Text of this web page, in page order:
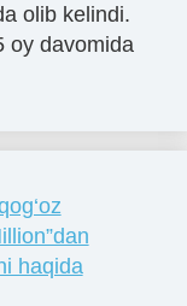
olib kelindi.
oy davomida
haqida